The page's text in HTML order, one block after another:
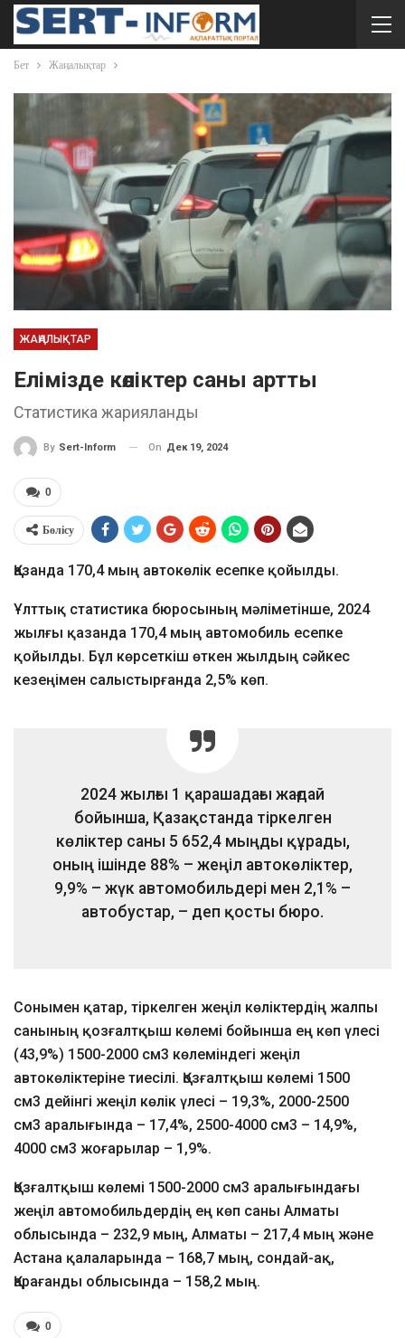
Бет Жаңалықтар
ЖАҢАЛЫҚТАР
Елімізде көліктер саны артты
Статистика жарияланды
By Sert-Inform On Дек 19, 2024
0
Бөлісу
Қазанда 170,4 мың автокөлік есепке қойылды.
Ұлттық статистика бюросының мәліметінше, 2024
жылғы қазанда 170,4 мың автомобиль есепке
қойылды. Бұл көрсеткіш өткен жылдың сәйкес
кезеңімен салыстырғанда 2,5% көп.
2024 жылғы 1 қарашадағы жағдай
бойынша, Қазақстанда тіркелген
көліктер саны 5 652,4 мыңды құрады,
оның ішінде 88% – жеңіл автокөліктер,
9,9% – жүк автомобильдері мен 2,1% –
автобустар, – деп қосты бюро.
Сонымен қатар, тіркелген жеңіл көліктердің жалпы
санының қозғалтқыш көлемі бойынша ең көп үлесі
(43,9%) 1500-2000 см3 көлеміндегі жеңіл
автокөліктеріне тиесілі. Қозғалтқыш көлемі 1500
см3 дейінгі жеңіл көлік үлесі – 19,3%, 2000-2500
см3 аралығында – 17,4%, 2500-4000 см3 – 14,9%,
4000 см3 жоғарылар – 1,9%.
Қозғалтқыш көлемі 1500-2000 см3 аралығындағы
жеңіл автомобильдердің ең көп саны Алматы
облысында – 232,9 мың, Алматы – 217,4 мың және
Астана қалаларында – 168,7 мың, сондай-ақ,
Қарағанды облысында – 158,2 мың.
0